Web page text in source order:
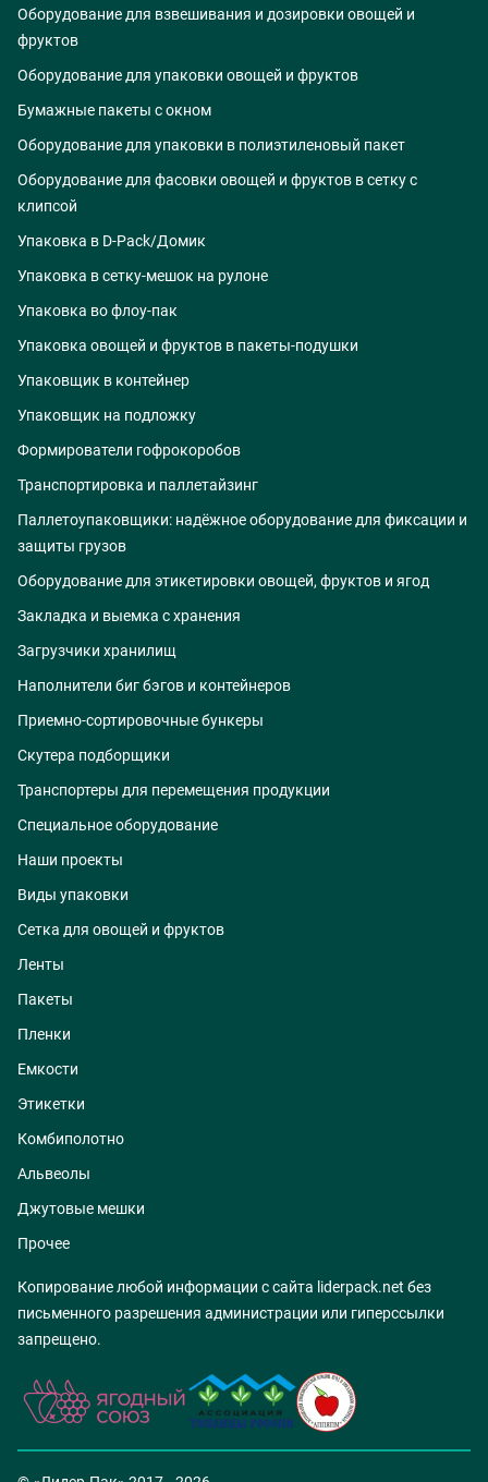
Оборудование для взвешивания и дозировки овощей и
фруктов
Оборудование для упаковки овощей и фруктов
Бумажные пакеты с окном
Оборудование для упаковки в полиэтиленовый пакет
Оборудование для фасовки овощей и фруктов в сетку с
клипсой
Упаковка в D-Pack/Домик
Упаковка в сетку-мешок на рулоне
Упаковка во флоу-пак
Упаковка овощей и фруктов в пакеты-подушки
Упаковщик в контейнер
Упаковщик на подложку
Формирователи гофрокоробов
Транспортировка и паллетайзинг
Паллетоупаковщики: надёжное оборудование для фиксации и
защиты грузов
Оборудование для этикетировки овощей, фруктов и ягод
Закладка и выемка с хранения
Загрузчики хранилищ
Наполнители биг бэгов и контейнеров
Приемно-сортировочные бункеры
Скутера подборщики
Транспортеры для перемещения продукции
Специальное оборудование
Наши проекты
Виды упаковки
Сетка для овощей и фруктов
Ленты
Пакеты
Пленки
Емкости
Этикетки
Комбиполотно
Альвеолы
Джутовые мешки
Прочее
Копирование любой информации с сайта liderpack.net без
письменного разрешения администрации или гиперссылки
запрещено.